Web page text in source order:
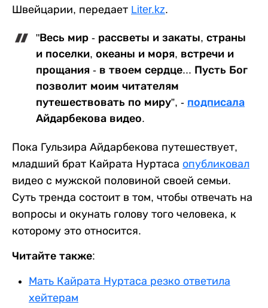
Швейцарии, передает Liter.kz.
"Весь мир - рассветы и закаты, страны
и поселки, океаны и моря, встречи и
прощания - в твоем сердце... Пусть Бог
позволит моим читателям
путешествовать по миру”, - подписала
Айдарбекова видео.
Пока Гульзира Айдарбекова путешествует,
младший брат Кайрата Нуртаса опубликовал
видео с мужской половиной своей семьи.
Суть тренда состоит в том, чтобы отвечать на
вопросы и окунать голову того человека, к
которому это относится.
Читайте также:
Мать Кайрата Нуртаса резко ответила
хейтерам